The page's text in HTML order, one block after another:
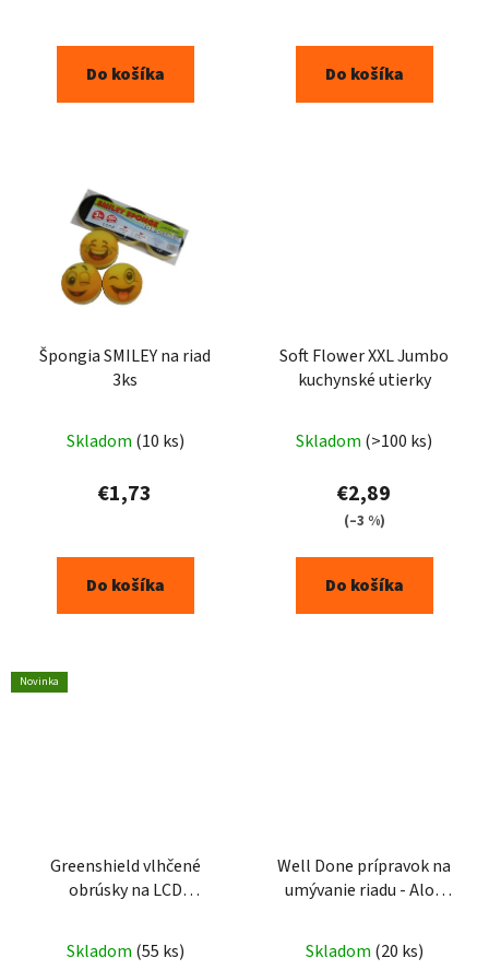
Do košíka Do košíka
Špongia SMILEY na riad
3ks
Skladom (10 ks)
€1,73
Do košíka
Soft Flower XXL Jumbo
kuchynské utierky
hodnotenie
produktu
je
Skladom (>100 ks)
€2,89
(–3 %)
Do košíka
Novinka
Greenshield vlhčené
obrúsky na LCD
Skladom (55 ks)
Well Done prípravok na
umývanie riadu - Aloe
Skladom (20 ks)